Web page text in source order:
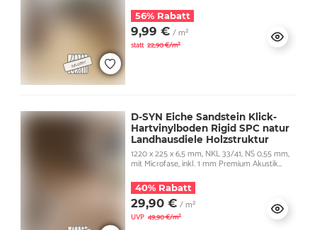
56% Rabatt
9,99 € / m²
statt 22,90 €/m²
D-SYN Eiche Sandstein Klick-
Hartvinylboden Rigid SPC natur
Landhausdiele Holzstruktur
1220 x 225 x 6,5 mm, NKL 33/41, NS 0,55 mm,
mit Microfase, inkl. 1 mm Premium Akustik
40% Rabatt
29,90 € / m²
UVP 49,90 €/m²